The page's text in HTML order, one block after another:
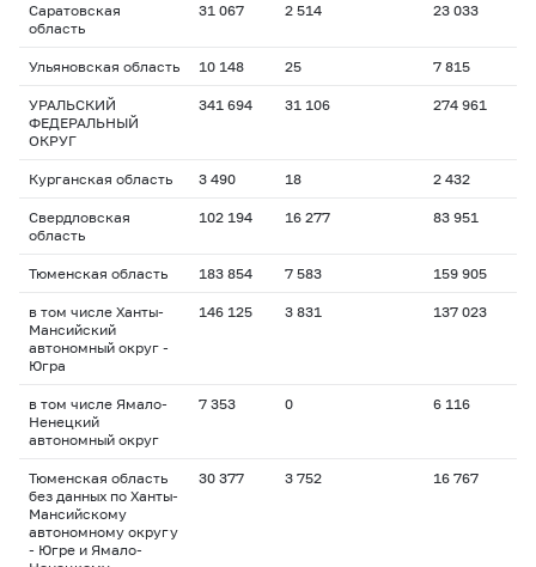
Саратовская
область
31 067 2 514 23 033
Ульяновская область 10 148 25 7 815
УРАЛЬСКИЙ
ФЕДЕРАЛЬНЫЙ
ОКРУГ
341 694 31 106 274 961
Курганская область 3 490 18 2 432
Свердловская
область
102 194 16 277 83 951
Тюменская область 183 854 7 583 159 905
в том числе Ханты-
Мансийский
автономный округ -
Югра
146 125 3 831 137 023
в том числе Ямало-
Ненецкий
автономный округ
7 353 0 6 116
Тюменская область
без данных по Ханты-
Мансийскому
автономному округу
- Югре и Ямало-
30 377 3 752 16 767